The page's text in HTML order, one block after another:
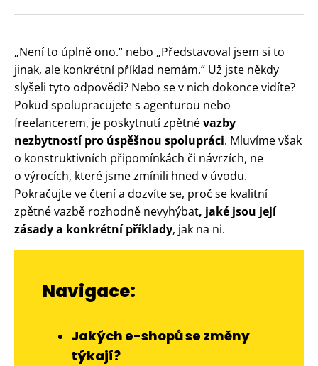
„Není to úplně ono.“ nebo „Představoval jsem si to
jinak, ale konkrétní příklad nemám.“ Už jste někdy
slyšeli tyto odpovědi? Nebo se v nich dokonce vidíte?
Pokud spolupracujete s agenturou nebo
freelancerem, je poskytnutí zpětnévazby
nezbytností pro úspěšnou spolupráci. Mluvíme však
o konstruktivních připomínkách či návrzích, ne
o výrocích, které jsme zmínili hned v úvodu.
Pokračujte ve čtení a dozvíte se, proč se kvalitní
zpětné vazbě rozhodně nevyhýbat, jaké jsou její
zásady a konkrétní příklady, jak na ni.
Navigace:
Jakých e-shopů se změny
týkají?